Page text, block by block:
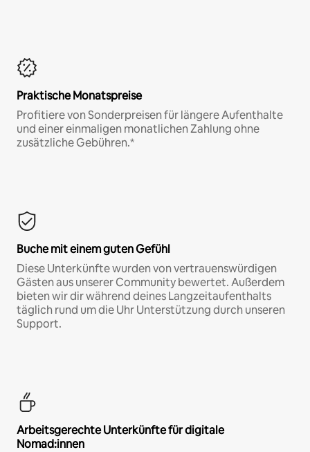
Praktische Monatspreise
Profitiere von Sonderpreisen für längere Aufenthalte
und einer einmaligen monatlichen Zahlung ohne
zusätzliche Gebühren.*
Buche mit einem guten Gefühl
Diese Unterkünfte wurden von vertrauenswürdigen
Gästen aus unserer Community bewertet. Außerdem
bieten wir dir während deines Langzeitaufenthalts
täglich rund um die Uhr Unterstützung durch unseren
Support.
Arbeitsgerechte Unterkünfte für digitale
Nomad:innen